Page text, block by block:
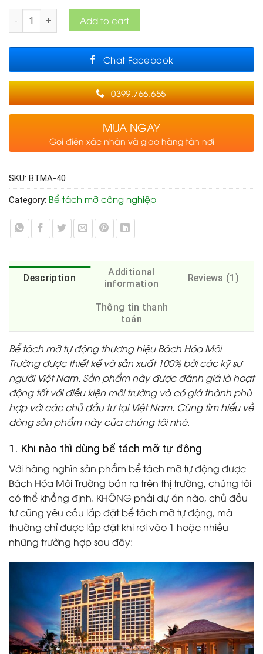
Quantity Add to cart
Chat Facebook
0399.766.655
MUA NGAY
Gọi điện xác nhận và giao hàng tận nơi
SKU: BTMA-40
Category: Bể tách mỡ công nghiệp
Description
Additional
information
Reviews (1)
Thông tin thanh
toán
Bể tách mỡ tự động thương hiệu Bách Hóa Môi
Trường được thiết kế và sản xuất 100% bởi các kỹ sư
người Việt Nam. Sản phẩm này được đánh giá là hoạt
động tốt với điều kiện môi trường và có giá thành phù
hợp với các chủ đầu tư tại Việt Nam. Cùng tìm hiểu về
dòng sản phẩm này của chúng tôi nhé.
1. Khi nào thì dùng bể tách mỡ tự động
Với hàng nghìn sản phẩm bể tách mỡ tự động được
Bách Hóa Môi Trường bán ra trên thị trường, chúng tôi
có thể khẳng định. KHÔNG phải dự án nào, chủ đầu
tư cũng yêu cầu lắp đặt bể tách mỡ tự động, mà
thường chỉ được lắp đặt khi rơi vào 1 hoặc nhiều
những trường hợp sau đây: